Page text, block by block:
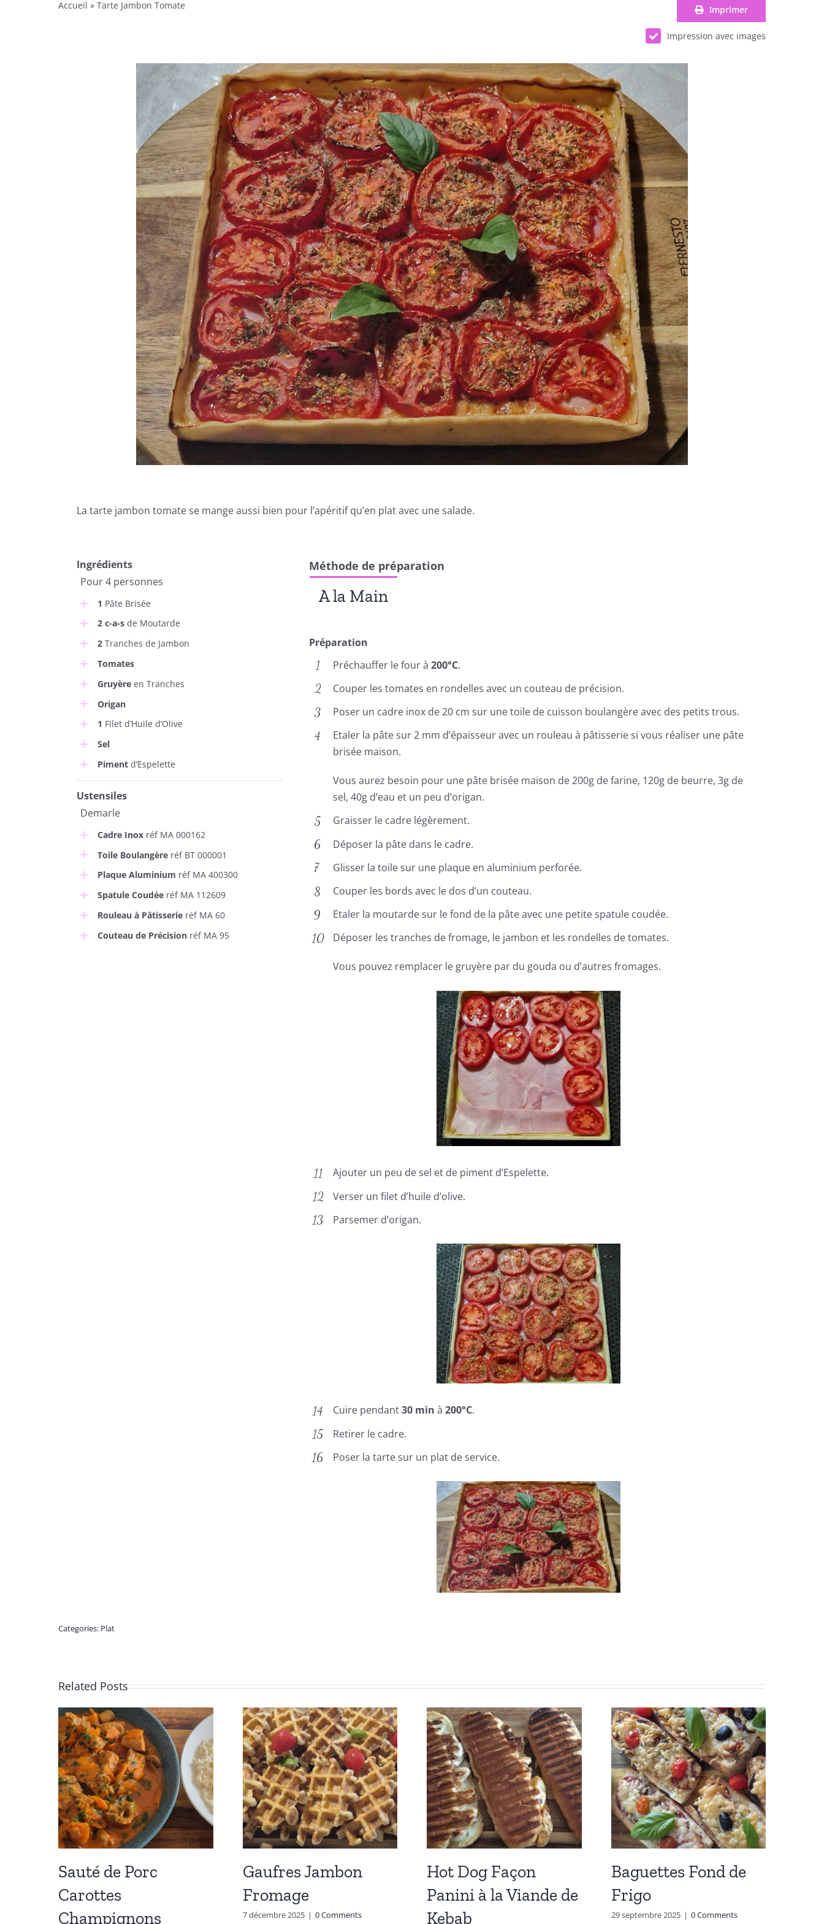
Accueil » Tarte Jambon Tomate Imprimer
Impression avec images
La tarte jambon tomate se mange aussi bien pour l’apéritif qu’en plat avec une salade.
Ingrédients
Pour 4 personnes
1 Pâte Brisée
2 c-a-sde Moutarde
2Tranches de Jambon
Tomates
Gruyèreen Tranches
Origan
1 Filet d’Huile d’Olive
Sel
Pimentd’Espelette
Ustensiles
Demarle
Cadre Inoxréf MA 000162
Toile Boulangèreréf BT 000001
Plaque Aluminium réf MA 400300
Spatule Coudéeréf MA 112609
Rouleau à Pâtisserieréf MA 60
Couteau de Précisionréf MA 95
Méthode de préparation
A la Main
Préparation
Préchauffer le four à 200°C.
Couper les tomates en rondelles avec un couteau de précision.
Poser un cadre inox de 20 cm sur une toile de cuisson boulangère avec des petits trous.
Etaler la pâte sur 2 mm d’épaisseur avec un rouleau à pâtisserie si vous réaliser une pâte
brisée maison.
Vous aurez besoin pour une pâte brisée maison de 200g de farine, 120g de beurre, 3g de
sel, 40g d’eau et un peu d’origan.
Graisser le cadre légèrement.
Déposer la pâte dans le cadre.
Glisser la toile sur une plaque en aluminium perforée.
Couper les bords avec le dos d’un couteau.
Etaler la moutarde sur le fond de la pâte avec une petite spatule coudée.
Déposer les tranches de fromage, le jambon et les rondelles de tomates.
Vous pouvez remplacer le gruyère par du gouda ou d’autres fromages.
Ajouter un peu de sel et de piment d’Espelette.
Verser un filet d’huile d’olive.
Parsemer d’origan.
Cuire pendant30 min à 200°C.
Retirer le cadre.
Poser la tarte sur un plat de service.
Categories: Plat
Related Posts
Sauté de Porc
Carottes
Champignons
Gaufres Jambon
Fromage
7 décembre 2025 | 0 Comments
Hot Dog Façon
Panini à la Viande de
Kebab
Baguettes Fond de
Frigo
29 septembre 2025 | 0 Comments